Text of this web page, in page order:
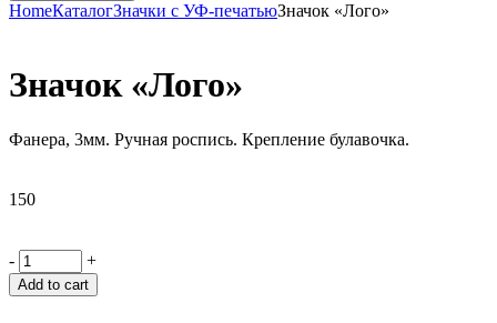
HomeКаталогЗначки с УФ-печатьюЗначок «Лого»
Значок «Лого»
Фанера, 3мм. Ручная роспись. Крепление булавочка.
150
- +
Add to cart